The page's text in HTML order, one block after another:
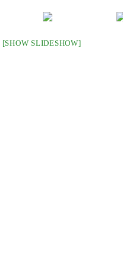
[SHOW SLIDESHOW]